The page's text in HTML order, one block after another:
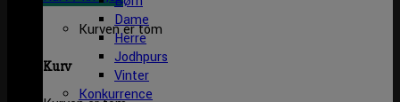
Kurven er tom
Kurv
Dame
Herre
Jodhpurs
Vinter
Konkurrence